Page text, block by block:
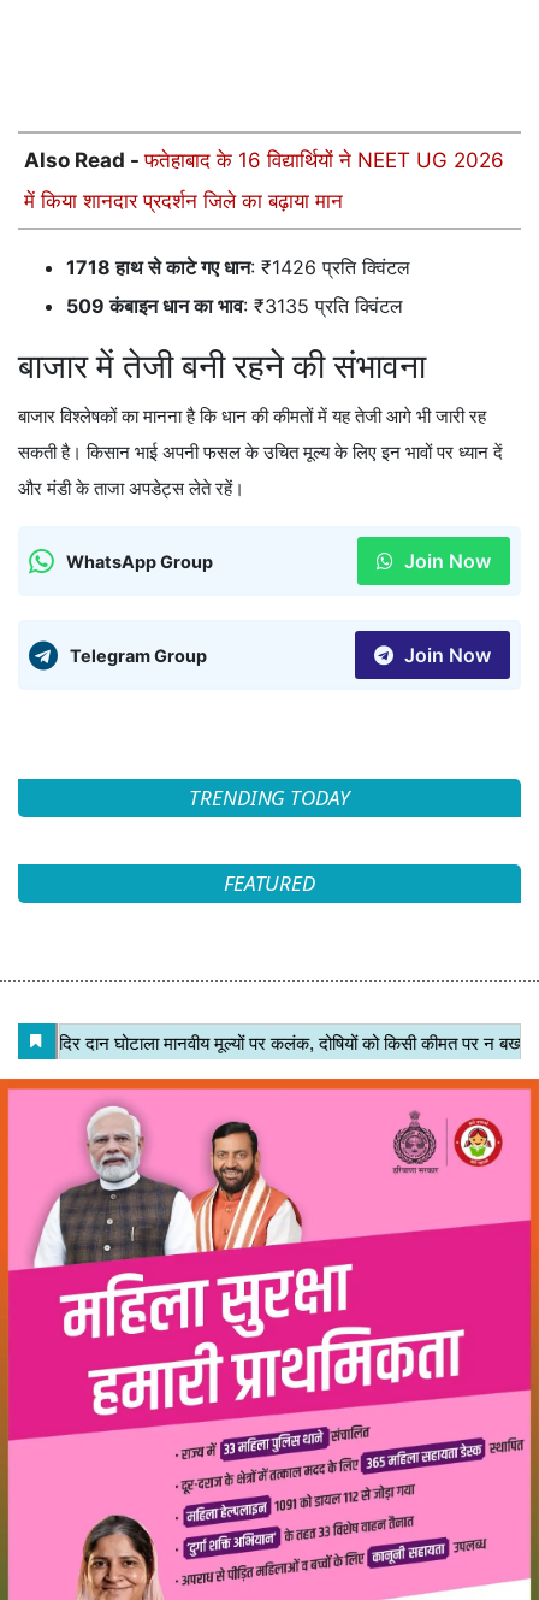
Also Read -फतेहाबाद के 16 विद्यार्थियों ने NEET UG 2026
में किया शानदार प्रदर्शन जिले का बढ़ाया मान
1718 हाथ से काटे गए धान: ₹1426 प्रति क्विंटल
509 कंबाइन धान का भाव: ₹3135 प्रति क्विंटल
बाजार में तेजी बनी रहने की संभावना
बाजार विश्लेषकों का मानना है कि धान की कीमतों में यह तेजी आगे भी जारी रह
सकती है। किसान भाई अपनी फसल के उचित मूल्य के लिए इन भावों पर ध्यान दें
और मंडी के ताजा अपडेट्स लेते रहें।
WhatsApp Group Join Now
Telegram Group Join Now
TRENDING TODAY
FEATURED